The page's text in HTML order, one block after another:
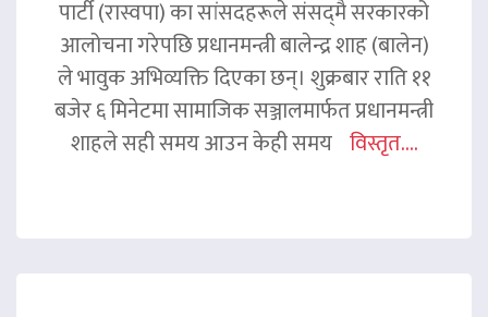
पार्टी (रास्वपा) का सांसदहरूले संसद्‌मै सरकारको
आलोचना गरेपछि प्रधानमन्त्री बालेन्द्र शाह (बालेन)
ले भावुक अभिव्यक्ति दिएका छन्। शुक्रबार राति ११
बजेर ६ मिनेटमा सामाजिक सञ्जालमार्फत प्रधानमन्त्री
शाहले सही समय आउन केही समय विस्तृत....